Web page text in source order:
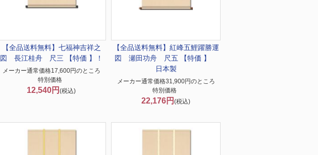
【全品送料無料】 七福神吉祥之
図 長江桂舟 尺三 【特価 】！
メーカー通常価格17,600円のところ
特別価格
12,540円 (税込)
【全品送料無料】 紅峰五鯉躍勝運
図 瀬田功舟 尺五 【特価 】
日本製
メーカー通常価格31,900円のところ
特別価格
22,176円 (税込)